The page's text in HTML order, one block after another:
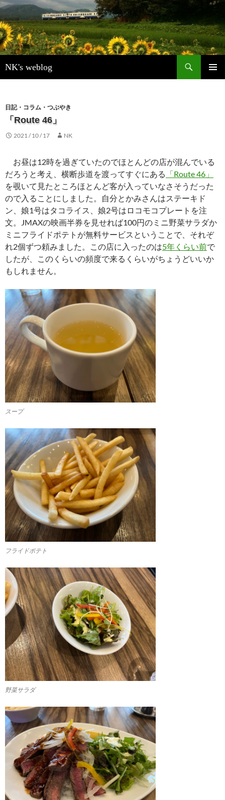
NK's weblog
索
ン
ツ
ス
プ
日記・コラム・つぶやき
「Route 46」
2021 / 10 / 17 NK
お昼は12時を過ぎていたのでほとんどの店が混んでいる
だろうと考え、横断歩道を渡ってすぐにある 「Route 46」
を覗いて見たところほとんど客が入っていなさそうだった
ので入ることにしました。自分とかみさんはステーキド
ン、娘1号はタコライス、娘2号はロコモコプレートを注
文。JMAXの映画半券を見せれば100円のミニ野菜サラダか
ミニフライドポテトが無料サービスということで、それぞ
れ2個ずつ頼みました。この店に入ったのは5年くらい前で
したが、このくらいの頻度で来るくらいがちょうどいいか
もしれません。
スープ
フライドポテト
野菜サラダ